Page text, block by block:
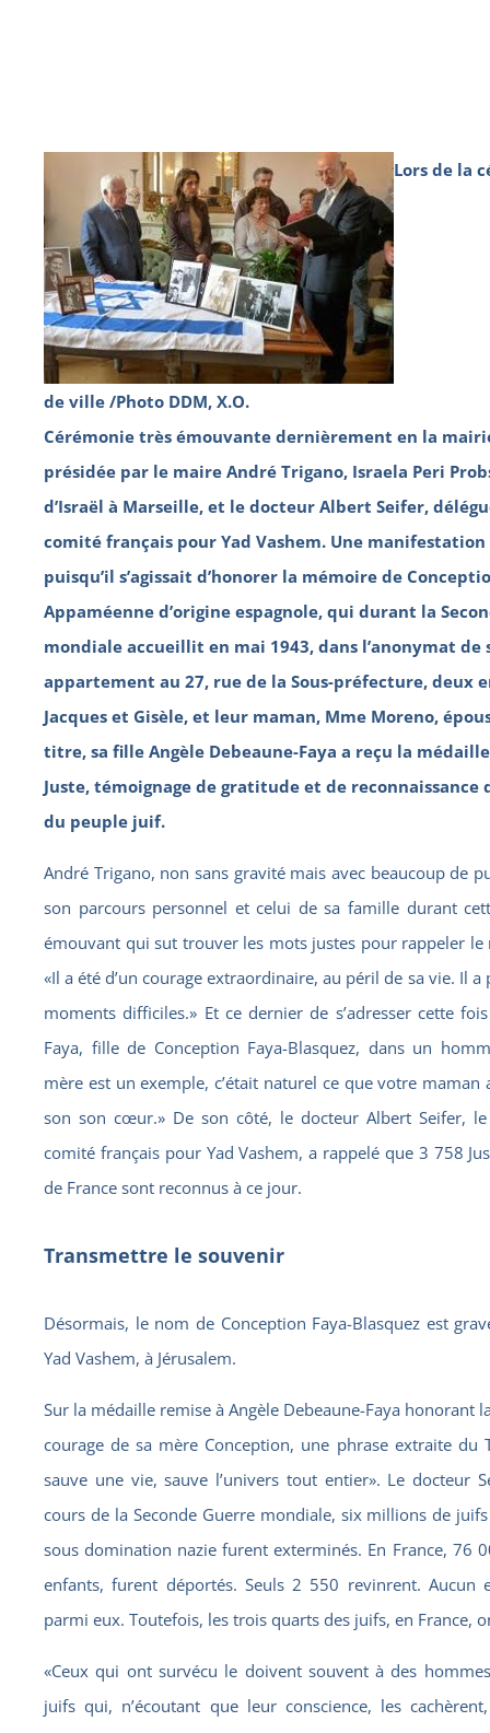
Lors de la
de ville /Photo DDM, X.O.
Cérémonie très émouvante dernièrement en la
présidée par le maire André Trigano, Israela Peri
d’Israël à Marseille, et le docteur Albert Seifer,
comité français pour Yad Vashem. Une
puisqu’il s’agissait d’honorer la mémoire de
Appaméenne d’origine espagnole, qui durant la
mondiale accueillit en mai 1943, dans l’anonymat de
appartement au 27, rue de la Sous-préfecture, deux
Jacques et Gisèle, et leur maman, Mme Moreno,
titre, sa fille Angèle Debeaune-Faya a reçu la
Juste, témoignage de gratitude et de reconnaissance
du peuple juif.
André Trigano, non sans gravité mais avec beaucoup de
son parcours personnel et celui de sa famille durant
émouvant qui sut trouver les mots justes pour rappeler le
«Il a été d’un courage extraordinaire, au péril de sa vie. Il
moments difficiles.» Et ce dernier de s’adresser cette
Faya, fille de Conception Faya-Blasquez, dans un
mère est un exemple, c’était naturel ce que votre maman
son son cœur.» De son côté, le docteur Albert Seifer,
comité français pour Yad Vashem, a rappelé que 3 758
de France sont reconnus à ce jour.
Transmettre le souvenir
Désormais, le nom de Conception Faya-Blasquez est
Yad Vashem, à Jérusalem.
Sur la médaille remise à Angèle Debeaune-Faya honorant
courage de sa mère Conception, une phrase extraite du
sauve une vie, sauve l’univers tout entier». Le docteur
cours de la Seconde Guerre mondiale, six millions de juifs
sous domination nazie furent exterminés. En France, 76
enfants, furent déportés. Seuls 2 550 revinrent. Aucun
parmi eux. Toutefois, les trois quarts des juifs, en France,
«Ceux qui ont survécu le doivent souvent à des
juifs qui, n’écoutant que leur conscience, les